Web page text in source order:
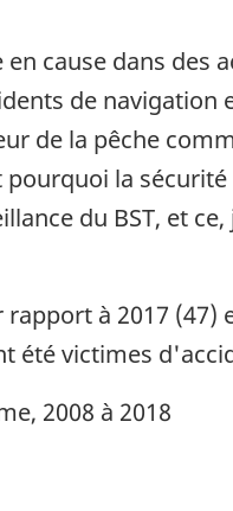
cause dans des
de navigation
de la pêche
la
du BST, et
à 2017
été victimes
2008 à 2018